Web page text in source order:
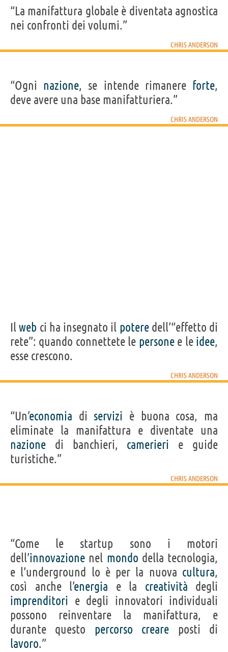
“La manifattura globale è diventata agnostica
nei confronti dei volumi.”
CHRIS ANDERSON
“Ogni nazione, se intende rimanere forte,
deve avere una base manifatturiera.”
CHRIS ANDERSON
Ilweb ci ha insegnato il poteredell’“effetto di
rete”: quando connettete le personee le idee,
esse crescono.
CHRIS ANDERSON
“Un’economia di servizi è buona cosa, ma
eliminate la manifattura e diventate una
nazione di banchieri, camerieri e guide
turistiche.”
CHRIS ANDERSON
“Come le startup sono i motori
dell’innovazione nel mondo della tecnologia,
e l’underground lo è per la nuova cultura,
così anche l’energia e la creatività degli
imprenditori e degli innovatori individuali
possono reinventare la manifattura, e
durante questo percorso creare posti di
lavoro.”